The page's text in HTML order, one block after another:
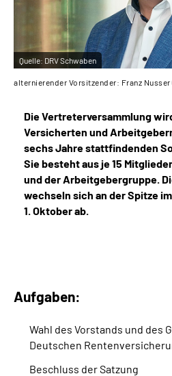
Quelle: DRV Schwaben
alternierender Vorsitzender: Franz
Die Vertreterversammlung
Versicherten und
sechs Jahre stattfindenden
Sie besteht aus je 15
und der Arbeitgebergruppe.
wechseln sich an der Spitze
1. Oktober ab.
Aufgaben:
Wahl des Vorstands und des
Deutschen
Beschluss der Satzung